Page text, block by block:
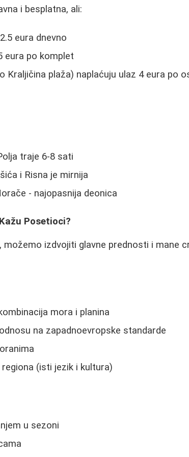
i besplatna, ali:
eura dnevno
eura po komplet
Kraljičina plaža) naplaćuju ulaz 4 eura po
traje 6-8 sati
i Risna je mirnija
- najopasnija deonica
Posetioci?
možemo izdvojiti glavne prednosti i mane
mora i planina
na zapadnoevropske standarde
(isti jezik i kultura)
u sezoni